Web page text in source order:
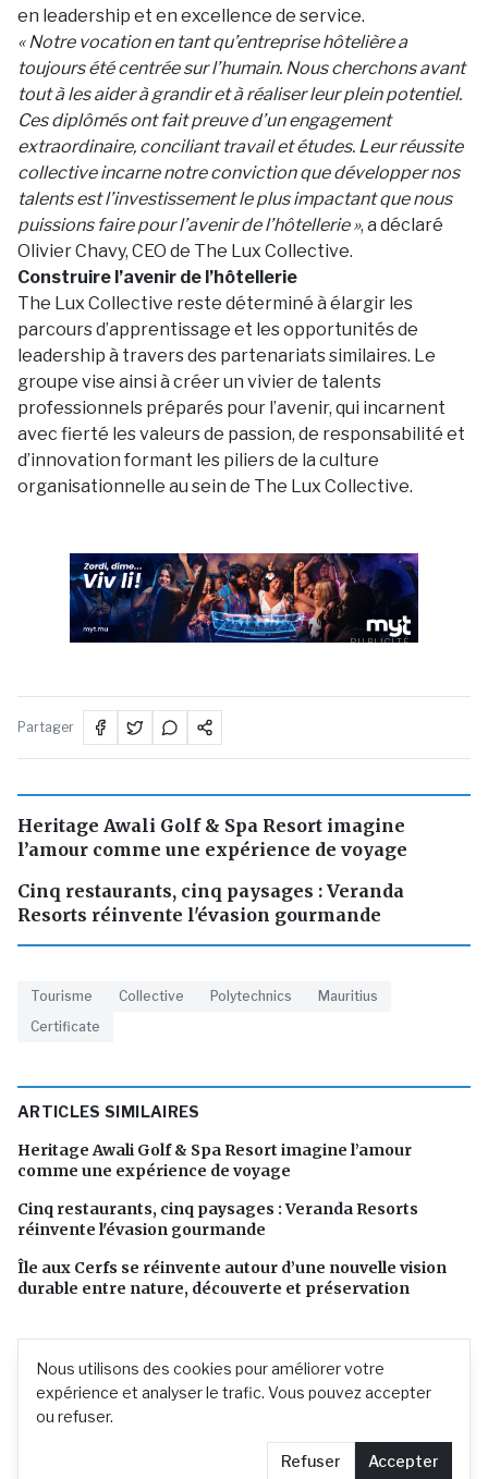
Nous utilisons des cookies pour améliorer votre
expérience et analyser le trafic. Vous pouvez accepter
ou refuser.
Refuser Accepter
en leadership et en excellence de service.
« Notre vocation en tant qu’entreprise hôtelière a
toujours été centrée sur l’humain. Nous cherchons avant
tout à les aider à grandir et à réaliser leur plein potentiel.
Ces diplômés ont fait preuve d’un engagement
extraordinaire, conciliant travail et études. Leur réussite
collective incarne notre conviction que développer nos
talents est l’investissement le plus impactant que nous
puissions faire pour l’avenir de l’hôtellerie », a déclaré
Olivier Chavy, CEO de The Lux Collective.
Construire l’avenir de l’hôtellerie
The Lux Collective reste déterminé à élargir les
parcours d’apprentissage et les opportunités de
leadership à travers des partenariats similaires. Le
groupe vise ainsi à créer un vivier de talents
professionnels préparés pour l’avenir, qui incarnent
avec fierté les valeurs de passion, de responsabilité et
d’innovation formant les piliers de la culture
organisationnelle au sein de The Lux Collective.
PUBLICITÉ
Partager
Heritage Awali Golf & Spa Resort imagine
l’amour comme une expérience de voyage
Cinq restaurants, cinq paysages : Veranda
Resorts réinvente l'évasion gourmande
Tourisme Collective Polytechnics
Mauritius
Certificate
ARTICLES SIMILAIRES
Heritage Awali Golf & Spa Resort imagine l’amour
comme une expérience de voyage
Cinq restaurants, cinq paysages : Veranda Resorts
réinvente l'évasion gourmande
Île aux Cerfs se réinvente autour d’une nouvelle vision
durable entre nature, découverte et préservation